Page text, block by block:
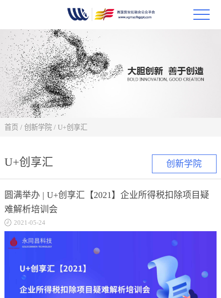
政策
合作
创新
创新学院
首页 / 创新学院 / U+创享汇
U+创享汇
圆满举办 | U+创享汇【2021】企业所得税扣除项目疑
难解析培训会
2021-05-24